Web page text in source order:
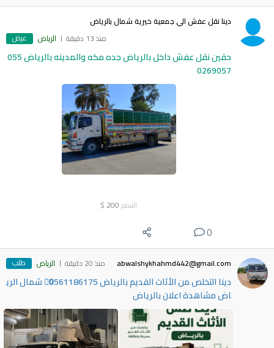
دينا نقل عفش الي جمعية خيرية شمال بالرياض
منذ 13 دقيقة
الرياض عرض
حقين نقل عفش داخل بالرياض جده مكه والمدينه بالرياض 055
0269057
السعر 200
$
0
abwalshykhahmd442@gmail.com منذ 20 دقيقة الرياض طلب
دينا التخلص من الأثاث القديم بالرياض 0َ561186175 شمال الري
اض مشاهدة اعلان بالرياض